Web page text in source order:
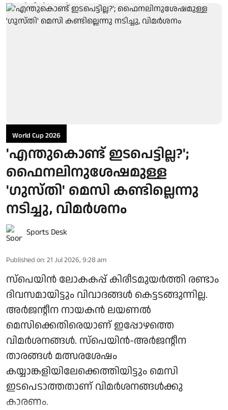
World Cup 2026
'എന്തുകൊണ്ട് ഇടപെട്ടില്ല?';
ഫൈനലിനുശേഷമുള്ള
'ഗുസ്തി' മെസി കണ്ടില്ലെന്നു
നടിച്ചു, വിമർശനം
Sports Desk
Published on: 21 Jul 2026, 9:28 am
സ്പെയിൻ ലോകകപ്പ് കിരീടമുയർത്തി രണ്ടാം
ദിവസമായിട്ടും വിവാദങ്ങൾ കെട്ടടങ്ങുന്നില്ല.
അർജന്റീന നായകൻ ലയണൽ
മെസിക്കെതിരെയാണ് ഇപ്പോഴത്തെ
വിമർശനങ്ങൾ. സ്‌പെയിൻ-അർജന്റീന
താരങ്ങൾ മത്സരശേഷം
കയ്യാങ്കളിയിലേക്കെത്തിയിട്ടും മെസി
ഇടപെടാത്തതാണ് വിമർശനങ്ങൾക്കു
കാരണം.